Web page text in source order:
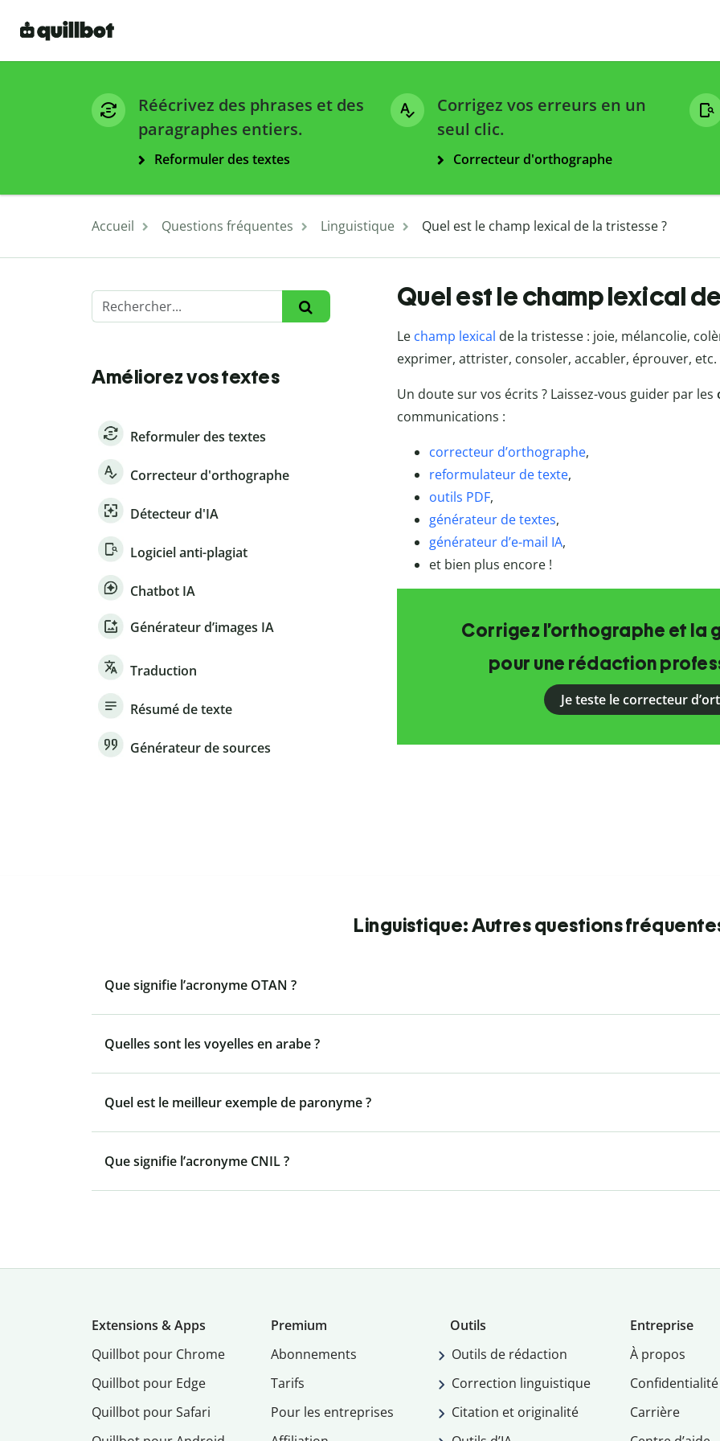
Réécrivez des phrases et des
paragraphes entiers.
Reformuler des textes
Corrigez vos erreurs en un
seul clic.
Correcteur d'orthographe
Accueil Questions fréquentes Linguistique Quel est le champ lexical de la tristesse ?
Améliorez vos textes
Reformuler des textes
Correcteur d'orthographe
Détecteur d'IA
Logiciel anti-plagiat
Chatbot IA
Générateur d’images IA
Traduction
Résumé de texte
Générateur de sources
Quel est le champ lexical
Le champ lexical de la tristesse : joie, mélancolie,
exprimer, attrister, consoler, accabler, éprouver, etc.
Un doute sur vos écrits ? Laissez-vous guider par les
communications :
correcteur d’orthographe,
reformulateur de texte,
outils PDF,
générateur de textes,
générateur d’e-mail IA,
et bien plus encore !
Corrigez l’orthographe et la
pour une rédaction
Je teste le correcteur
Linguistique: Autres questions
Que signifie l’acronyme OTAN ?
Quelles sont les voyelles en arabe ?
Quel est le meilleur exemple de paronyme ?
Que signifie l’acronyme CNIL ?
Extensions & Apps
Quillbot pour Chrome
Quillbot pour Edge
Quillbot pour Safari
Premium
Abonnements
Tarifs
Pour les entreprises
Outils
Outils de rédaction
Correction linguistique
Citation et originalité
Entreprise
À propos
Confidentialité
Carrière